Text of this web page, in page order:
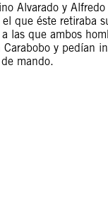
Alvarado y
que éste retiraba
las que ambos
y pedían
mando.